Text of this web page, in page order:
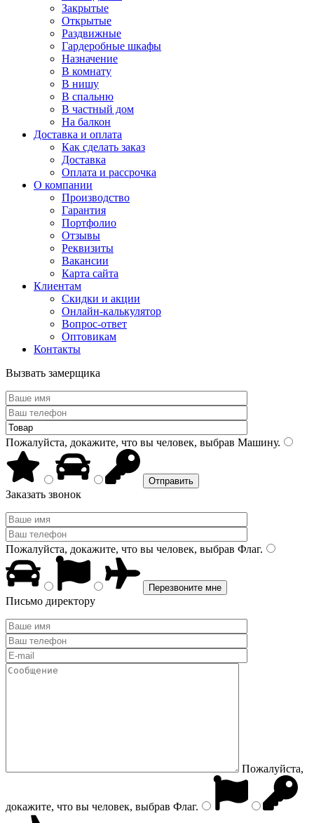
Закрытые
Открытые
Раздвижные
Гардеробные шкафы
Назначение
В комнату
В нишу
В спальню
В частный дом
На балкон
Доставка и оплата
Как сделать заказ
Доставка
Оплата и рассрочка
О компании
Производство
Гарантия
Портфолио
Отзывы
Реквизиты
Вакансии
Карта сайта
Клиентам
Скидки и акции
Онлайн-калькулятор
Вопрос-ответ
Оптовикам
Контакты
Вызвать замерщика
Пожалуйста, докажите, что вы человек, выбрав Машину.
Заказать звонок
Пожалуйста, докажите, что вы человек, выбрав Флаг.
Письмо директору
Пожалуйста,
докажите, что вы человек, выбрав Флаг.